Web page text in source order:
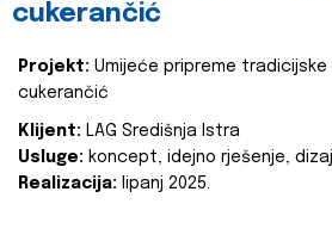
cukerančić
Projekt: Umijeće pripreme tradicijske
cukerančić
Klijent: LAG Središnja Istra
Usluge: koncept, idejno rješenje,
Realizacija: lipanj 2025.